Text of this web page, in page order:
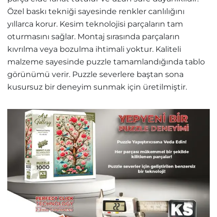
Özel baskı tekniği sayesinde renkler canlılığını
yıllarca korur. Kesim teknolojisi parçaların tam
oturmasını sağlar. Montaj sırasında parçaların
kıvrılma veya bozulma ihtimali yoktur. Kaliteli
malzeme sayesinde puzzle tamamlandığında tablo
görünümü verir. Puzzle severlere baştan sona
kusursuz bir deneyim sunmak için üretilmiştir.